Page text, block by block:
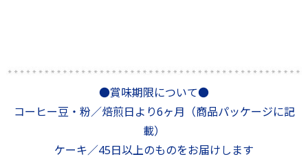
●賞味期限について●
コーヒー豆・粉／焙煎日より6ヶ月（商品パッケージに記
載）
ケーキ／45日以上のものをお届けします